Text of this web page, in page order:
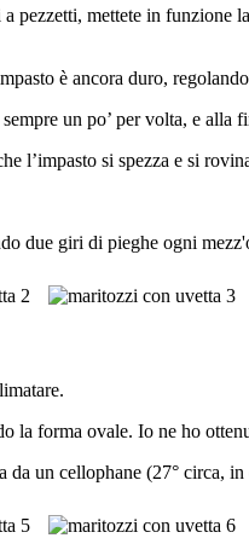
pezzetti, mettete in
è ancora duro,
un po’ per volta, e alla
l’impasto si spezza e si
due giri di pieghe ogni
forma ovale. Io ne ho
un cellophane (27° circa,